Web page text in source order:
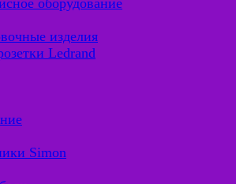
оборудование
изделия
Ledrand
Simon